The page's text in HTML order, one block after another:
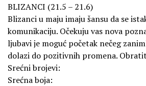
BLIZANCI (21.5 – 21.6)
Blizanci u maju imaju šansu da se
komunikaciju. Očekuju vas nova
ljubavi je moguć početak nečeg
dolazi do pozitivnih promena.
Srećni brojevi:
Srećna boja: